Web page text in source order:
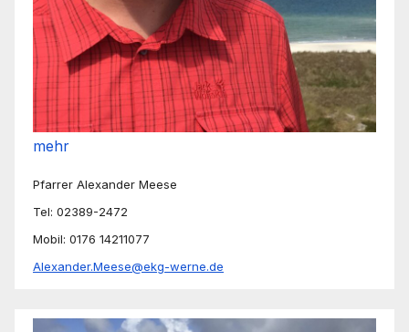
mehr
Pfarrer Alexander Meese
Tel: 02389-2472
Mobil: 0176 14211077
Alexander.Meese@ekg-werne.de